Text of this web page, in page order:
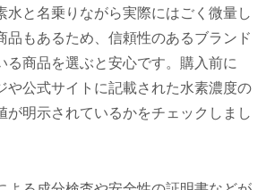
水と名乗りながら実際にはごく微量し
品もあるため、信頼性のあるブランド
る商品を選ぶと安心です。購入前に
や公式サイトに記載された水素濃度の
が明示されているかをチェックしまし